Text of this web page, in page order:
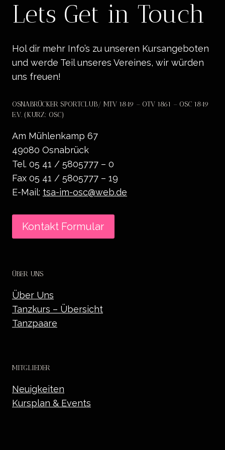
Lets Get in Touch
Hol dir mehr Info’s zu unseren Kursangeboten
und werde Teil unseres Vereines, wir würden
uns freuen!
OSNABRÜCKER SPORTCLUB/ MTV 1849 – OTV 1861 – OSC 1849
E.V. (KURZ: OSC)
Am Mühlenkamp 67
49080 Osnabrück
Tel. 05 41 / 5805777 – 0
Fax 05 41 / 5805777 – 19
E-Mail: tsa-im-osc@web.de
Kontakt Formular
ÜBER UNS
Über Uns
Tanzkurs – Übersicht
Tanzpaare
MITGLIEDER
Neuigkeiten
Kursplan & Events